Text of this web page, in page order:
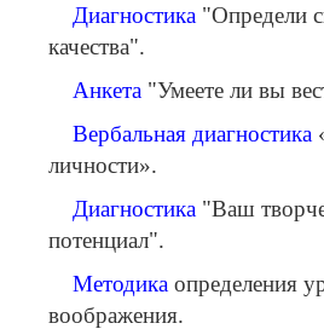
Диагностика "Определи
качества".
Анкета "Умеете ли вы
Вербальная диагностика
личности».
Диагностика "Ваш
потенциал".
Методика определения
воображения.